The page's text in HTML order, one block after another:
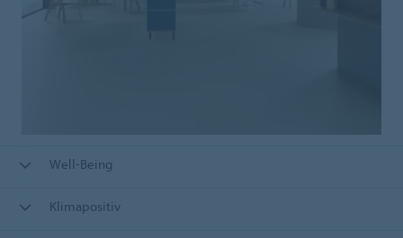
Well-Being
Klimapositiv